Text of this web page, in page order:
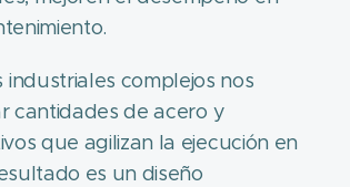
complejos nos
cantidades de acero y
que agilizan la ejecución en
es un diseño